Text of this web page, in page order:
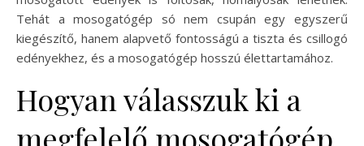
Tehát a mosogatógép só nem csupán egy egyszerű
kiegészítő, hanem alapvető fontosságú a tiszta és csillogó
edényekhez, és a mosogatógép hosszú élettartamához.
Hogyan válasszuk ki a
megfelelő mosogatógép